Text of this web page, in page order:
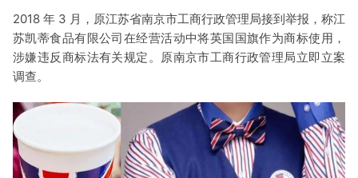
2018 年 3 月，原江苏省南京市工商行政管理局接到举报，称江
苏凯蒂食品有限公司在经营活动中将英国国旗作为商标使用，
涉嫌违反商标法有关规定。原南京市工商行政管理局立即立案
调查。